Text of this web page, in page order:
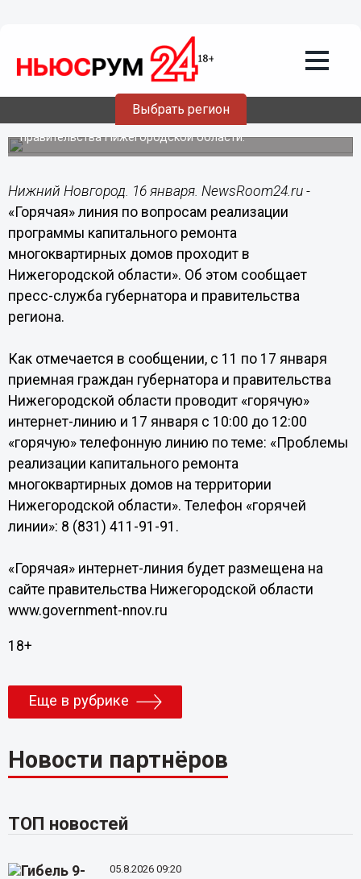
Выбрать регион
«Горячая» линия по вопросам
реализации программы капремонта
многоквартирных домов проходит в
Нижегородской области
Мероприятие проводит приемная граждан губернатора и
правительства Нижегородской области.
Нижний Новгород. 16 января. NewsRoom24.ru -
«Горячая» линия по вопросам реализации
программы капитального ремонта
многоквартирных домов проходит в
Нижегородской области». Об этом сообщает
пресс-служба губернатора и правительства
региона.
Как отмечается в сообщении, с 11 по 17 января
приемная граждан губернатора и правительства
Нижегородской области проводит «горячую»
интернет-линию и 17 января с 10:00 до 12:00
«горячую» телефонную линию по теме: «Проблемы
реализации капитального ремонта
многоквартирных домов на территории
Нижегородской области». Телефон «горячей
линии»: 8 (831) 411-91-91.
«Горячая» интернет-линия будет размещена на
сайте правительства Нижегородской области
www.government-nnov.ru
18+
Еще в рубрике
Новости партнёров
ТОП новостей
05.8.2026 09:20